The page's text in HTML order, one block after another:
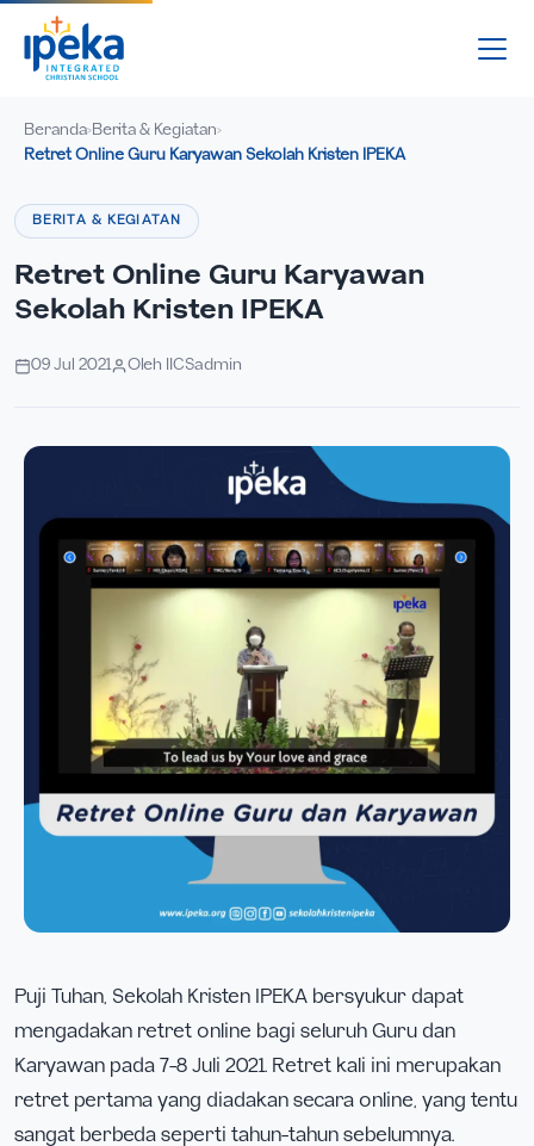
Beranda› Berita & Kegiatan›
Retret Online Guru Karyawan Sekolah Kristen IPEKA
BERITA & KEGIATAN
Retret Online Guru Karyawan
Sekolah Kristen IPEKA
09 Jul 2021 Oleh IICSadmin
Puji Tuhan, Sekolah Kristen IPEKA bersyukur dapat
mengadakan retret online bagi seluruh Guru dan
Karyawan pada 7-8 Juli 2021. Retret kali ini merupakan
retret pertama yang diadakan secara online, yang tentu
sangat berbeda seperti tahun-tahun sebelumnya.